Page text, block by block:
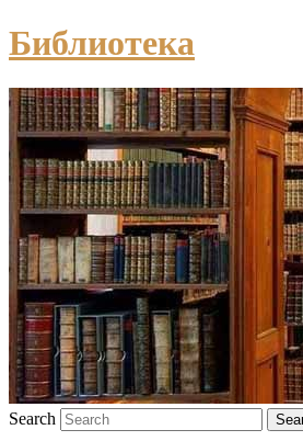
Библиотека
Search